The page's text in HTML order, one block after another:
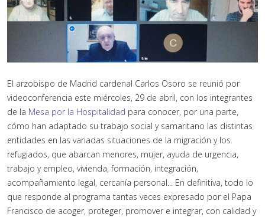
El arzobispo de Madrid cardenal Carlos Osoro se reunió por
videoconferencia este miércoles, 29 de abril, con los integrantes
de la Mesa por la Hospitalidad para conocer, por una parte,
cómo han adaptado su trabajo social y samaritano las distintas
entidades en las variadas situaciones de la migración y los
refugiados, que abarcan menores, mujer, ayuda de urgencia,
trabajo y empleo, vivienda, formación, integración,
acompañamiento legal, cercanía personal... En definitiva, todo lo
que responde al programa tantas veces expresado por el Papa
Francisco de acoger, proteger, promover e integrar, con calidad y